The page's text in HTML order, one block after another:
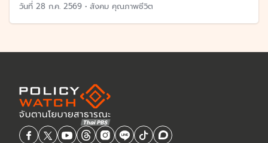
วันที่ 28 ก.ค. 2569 • สังคม คุณภาพชีวิต